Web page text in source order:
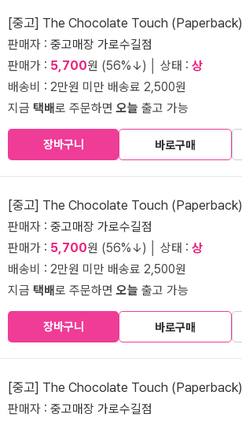
[중고] The Chocolate Touch (Paperback)
판매자 : 중고매장 가로수길점
판매가 : 5,700원 (56%↓) │ 상태 : 상
배송비 : 2만원 미만 배송료 2,500원
지금 택배로 주문하면오늘 출고 가능
장바구니 바로구매
[중고] The Chocolate Touch (Paperback)
판매자 : 중고매장 가로수길점
판매가 : 5,700원 (56%↓) │ 상태 : 상
배송비 : 2만원 미만 배송료 2,500원
지금 택배로 주문하면오늘 출고 가능
장바구니 바로구매
[중고] The Chocolate Touch (Paperback)
판매자 : 중고매장 가로수길점